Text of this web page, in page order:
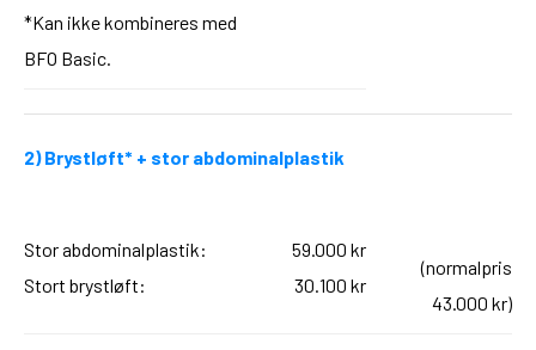
*Kan ikke kombineres med
BFO Basic.
2) Brystløft* + stor abdominalplastik
Stor abdominalplastik:
Stort brystløft:
59.000 kr
30.100 kr
(normalpris
43.000 kr)